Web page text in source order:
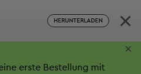
HERUNTERLADEN ×
erste Bestellung mit
×